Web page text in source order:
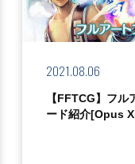
2021.08.06
【FFTCG】フル
ード紹介[Opus